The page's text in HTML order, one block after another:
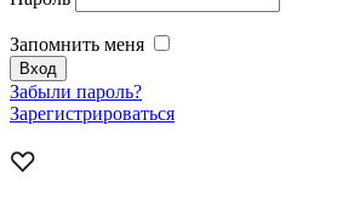
Запомнить меня
Забыли пароль?
Зарегистрироваться